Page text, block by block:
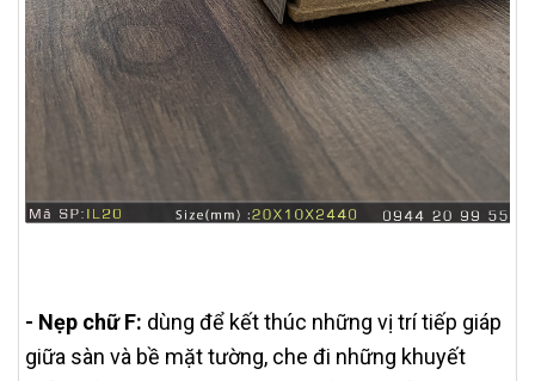
- Nẹp chữ F: dùng để kết thúc những vị trí tiếp giáp
giữa sàn và bề mặt tường, che đi những khuyết